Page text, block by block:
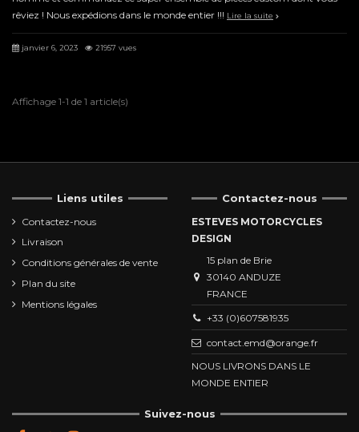
rêviez ! Nous expédions dans le monde entier !!! Lire la suite
janvier 6, 2023 21957 vues
Affichage 1-1 de 1 article(s)
Liens utiles
Contactez-nous
Livraison
Conditions générales de vente
Plan du site
Mentions légales
Contactez-nous
ESTEVES MOTORCYCLES
DESIGN
15 plan de Brie
30140 ANDUZE
FRANCE
+33 (0)607581935
contact.emd@orange.fr
NOUS LIVRONS DANS LE
MONDE ENTIER
Suivez-nous